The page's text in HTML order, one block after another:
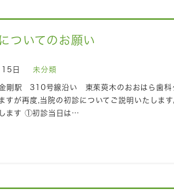
ついてのお願い
日 未分類
剛駅 310号線沿い 東茱萸木のおおはら歯科
すが再度,当院の初診についてご説明いたしま
ます ①初診当日は…